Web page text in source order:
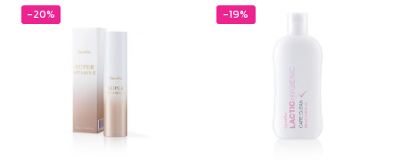
-20% -19%